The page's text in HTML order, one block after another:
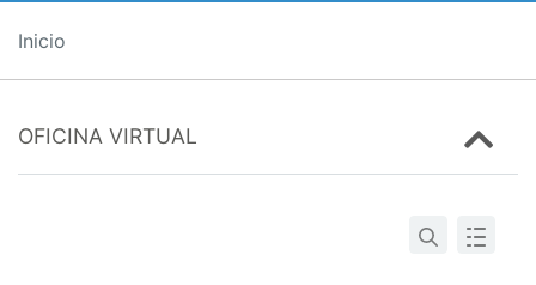
Inicio
OFICINA VIRTUAL